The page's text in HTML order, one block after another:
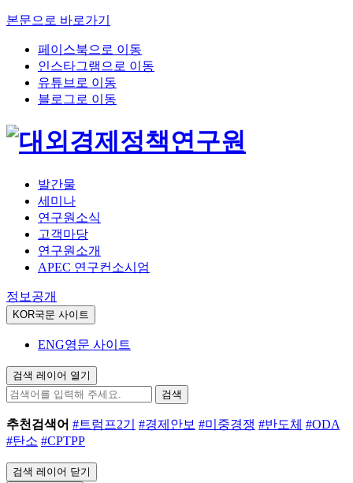
본문으로 바로가기
페이스북으로 이동
인스타그램으로 이동
유튜브로 이동
블로그로 이동
발간물
세미나
연구원소식
고객마당
연구원소개
APEC 연구컨소시엄
정보공개
KOR국문 사이트
ENG영문 사이트
검색 레이어 열기
검색
추천검색어 #트럼프2기 #경제안보 #미중경쟁 #반도체 #ODA
#탄소 #CPTPP
검색 레이어 닫기